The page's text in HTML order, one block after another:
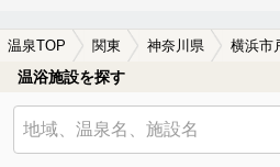
温泉TOP 関東 神奈川県 横浜市
温浴施設を探す